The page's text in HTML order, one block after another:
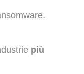
più